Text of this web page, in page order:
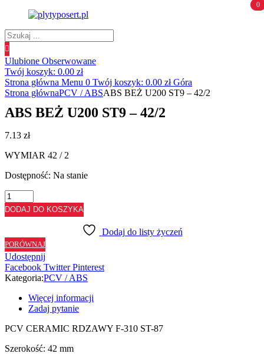
Wyszukiwanie
produktów
0
Ulubione Obserwowane
0
Twój koszyk: 0.00 zł
Strona główna Menu 0 Twój koszyk: 0.00 zł Góra
Strona głównaPCV / ABSABS BEŻ U200 ST9 – 42/2
ABS BEŻ U200 ST9 – 42/2
7.13 zł
WYMIAR 42 / 2
Dostępność: Na stanie
ilość
ABS
BEŻ
ST9
-
42/2
DODAJ DO KOSZYKA
Dodaj do listy życzeń
PORÓWNAJ
Udostępnij
Facebook Twitter Pinterest
Kategoria:PCV / ABS
Więcej informacji
Zadaj pytanie
PCV CERAMIC RDZAWY F-310 ST-87
Szerokość: 42 mm